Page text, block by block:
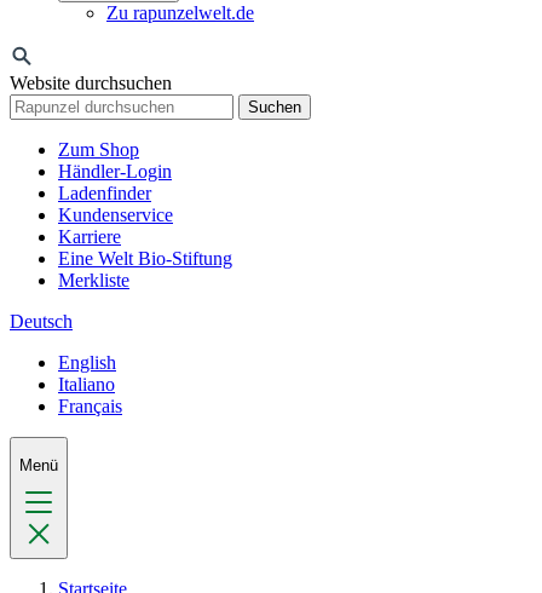
Zu rapunzelwelt.de
Website durchsuchen
Suchen
Zum Shop
Händler-Login
Ladenfinder
Kundenservice
Karriere
Eine Welt Bio-Stiftung
Merkliste
Deutsch
English
Italiano
Français
Menü
Startseite